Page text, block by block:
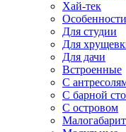
Хай-тек
Особенности
Для студии
Для
Для дачи
Встроенные
С
С барной
С островом